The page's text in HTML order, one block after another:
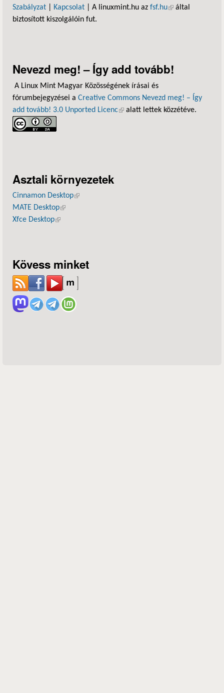
Szabályzat
Kapcsolat | A linuxmint.hu az fsf.hu(külső hivatkozás)
által
biztosított kiszolgálóin fut.
Nevezd meg! – Így add tovább!
A Linux Mint Magyar Közösségének írásai és
fórumbejegyzései a Creative Commons Nevezd meg! – Így
add tovább! 3.0 Unported Licenc(külső hivatkozás)
alatt lettek közzétéve.
Asztali környezetek
Cinnamon Desktop(külső hivatkozás)
MATE Desktop(külső hivatkozás)
Xfce Desktop(külső hivatkozás)
Kövess minket